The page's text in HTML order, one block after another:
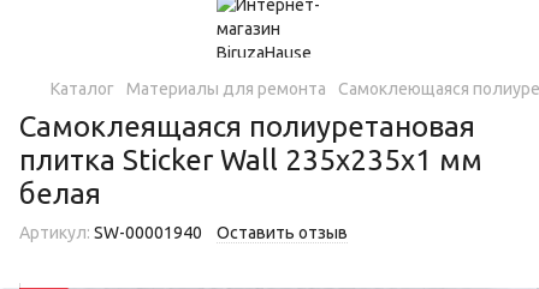
Каталог Материалы для ремонта Самоклеющаяся
Самоклеящаяся полиуретановая
плитка Sticker Wall 235х235х1 мм
белая
Артикул: SW-00001940 Оставить отзыв